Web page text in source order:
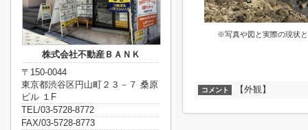
※写真や図と実際の現状
コメント 【外観】
株式会社不動産ＢＡＮＫ
〒150-0044
東京都渋谷区円山町２３－７ 桑原
ビル １F
TEL/03-5728-8772
FAX/03-5728-8773